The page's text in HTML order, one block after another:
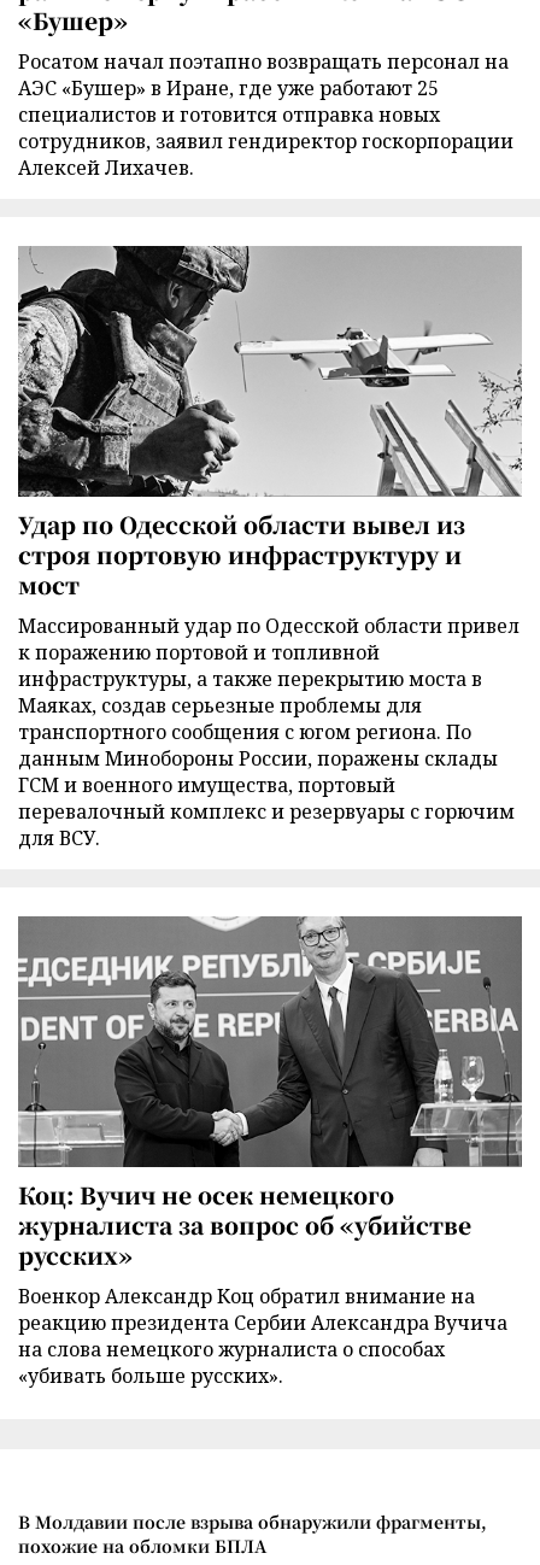
«Бушер»
Росатом начал поэтапно возвращать персонал на
АЭС «Бушер» в Иране, где уже работают 25
специалистов и готовится отправка новых
сотрудников, заявил гендиректор госкорпорации
Алексей Лихачев.
Удар по Одесской области вывел из
строя портовую инфраструктуру и
мост
Массированный удар по Одесской области привел
к поражению портовой и топливной
инфраструктуры, а также перекрытию моста в
Маяках, создав серьезные проблемы для
транспортного сообщения с югом региона. По
данным Минобороны России, поражены склады
ГСМ и военного имущества, портовый
перевалочный комплекс и резервуары с горючим
для ВСУ.
Коц: Вучич не осек немецкого
журналиста за вопрос об «убийстве
русских»
Военкор Александр Коц обратил внимание на
реакцию президента Сербии Александра Вучича
на слова немецкого журналиста о способах
«убивать больше русских».
В Молдавии после взрыва обнаружили фрагменты,
похожие на обломки БПЛА